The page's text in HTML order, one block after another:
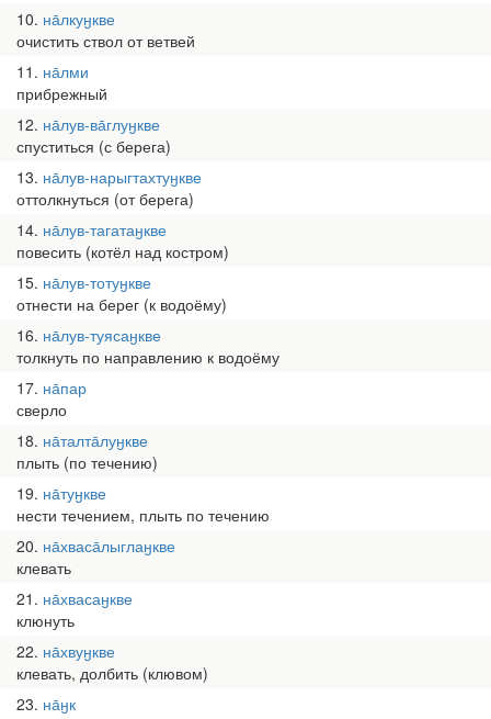
10 на̄лкуӈкве
очистить ствол от ветвей
11 на̄лми
прибрежный
12 на̄лув-ва̄глуӈкве
спуститься (с берега)
13 на̄лув-нарыгтахтуӈкве
оттолкнуться (от берега)
14 на̄лув-тагатаӈкве
повесить (котёл над костром)
15 на̄лув-тотуӈкве
отнести на берег (к водоёму)
16 на̄лув-туясаӈкве
толкнуть по направлению к водоёму
17 на̄пар
сверло
18 на̄талта̄луӈкве
плыть (по течению)
19 на̄туӈкве
нести течением, плыть по течению
20 на̄хваса̄лыглаӈкве
клевать
21 на̄хвасаӈкве
клюнуть
22 на̄хвуӈкве
клевать, долбить (клювом)
23 на̄ӈк